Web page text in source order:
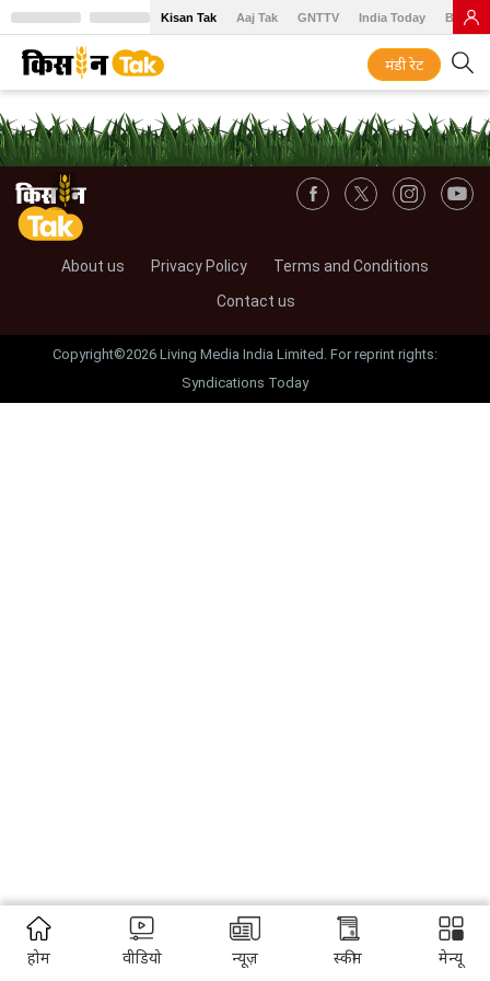
Kisan Tak Aaj Tak GNTTV India Today BT
मंडी रेट
About us Privacy Policy
Terms and Conditions
Contact us
Copyright©2026 Living Media India Limited. For reprint rights:
Syndications Today
होम वीडियो न्यूज़ स्कीम मेन्यू